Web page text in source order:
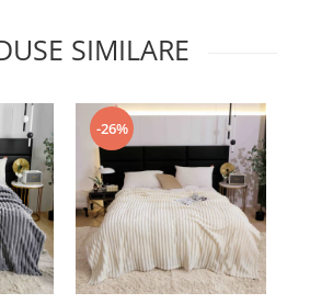
SIMILARE
-26%